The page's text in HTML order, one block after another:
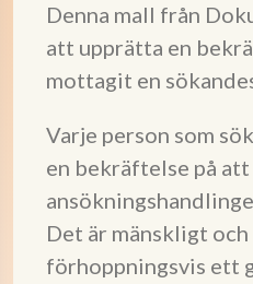
Denna mall från
att upprätta en
mottagit en
Varje person som
en bekräftelse på att
Det är mänskligt
förhoppningsvis ett